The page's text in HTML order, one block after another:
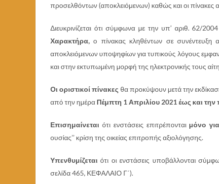
προσελθόντων (αποκλειόμενων) καθώς και οι πίνακες
Διευκρινίζεται ότι σύμφωνα με την υπ’ αριθ. 62/
Χαρακτήρα, ο πίνακας κληθέντων σε συνέντευξη
αποκλειόμενων υποψηφίων για τυπικούς λόγους
και στην εκτυπωμένη μορφή της ηλεκτρονικής τους
Οι οριστικοί πίνακες θα προκύψουν μετά την
από την ημέρα Πέμπτη 1 Απριλίου 2021 έως και
Επισημαίνεται ότι ενστάσεις επιτρέπονται μόνο
ουσίας’’ κρίση της οικείας επιτροπής αξιολόγησης.
Υπενθυμίζεται ότι οι ενστάσεις υποβάλλονται
σελίδα 465, ΚΕΦΑΛΑΙΟ Γ΄).